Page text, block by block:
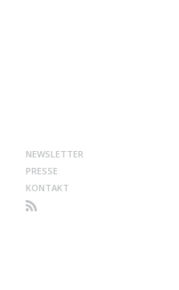
NEWSLETTER
PRESSE
KONTAKT